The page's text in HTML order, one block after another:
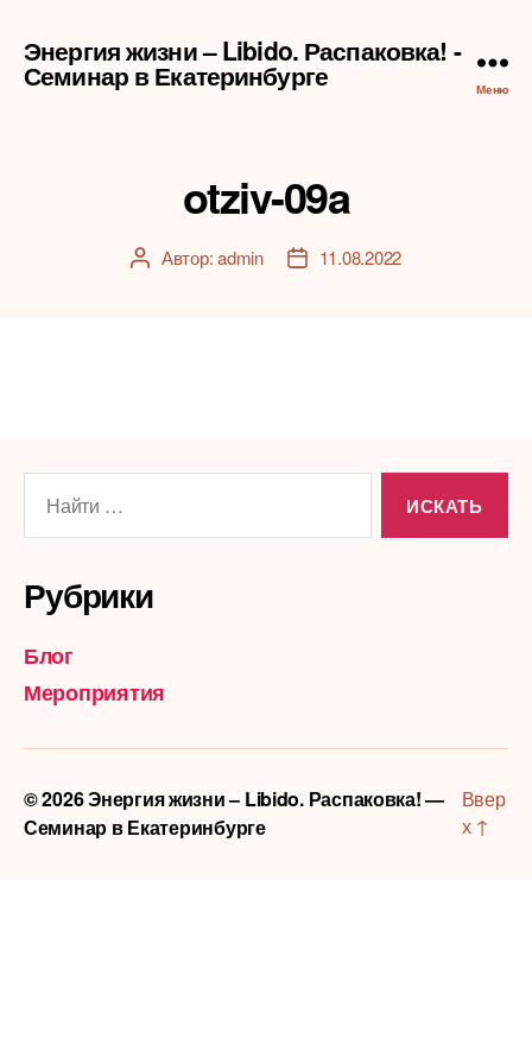
Энергия жизни – Libido. Распаковка! -
Семинар в Екатеринбурге Меню
otziv-09a
АвторАвтор:admin
Дата11.08.2022
Рубрики
Блог
Мероприятия
© 2026Энергия жизни – Libido. Распаковка! —
Семинар в Екатеринбурге
Ввер
х ↑